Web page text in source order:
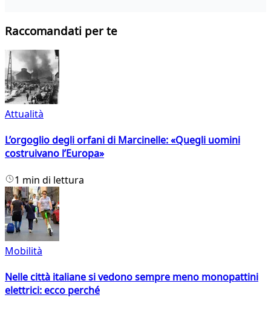
Raccomandati per te
Attualità
L’orgoglio degli orfani di Marcinelle: «Quegli uomini
costruivano l’Europa»
1 min di lettura
Mobilità
Nelle città italiane si vedono sempre meno monopattini
elettrici: ecco perché